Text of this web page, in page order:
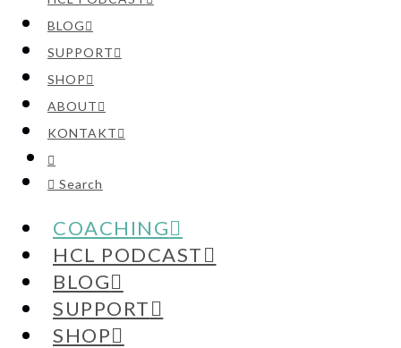
BLOG
SUPPORT
SHOP
ABOUT
KONTAKT
Search
COACHING
HCL PODCAST
BLOG
SUPPORT
SHOP